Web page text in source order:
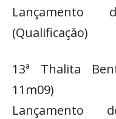
(Qualificação)
13ª Thalita
11m09)
Lançamento